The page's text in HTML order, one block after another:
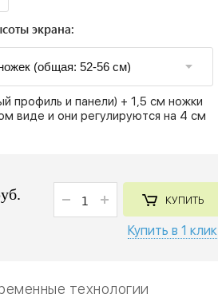
экрана:
профиль и панели) + 1,5 см ножки
виде и они регулируются на 4 см
КУПИТЬ
Купить в 1 клик
технологии